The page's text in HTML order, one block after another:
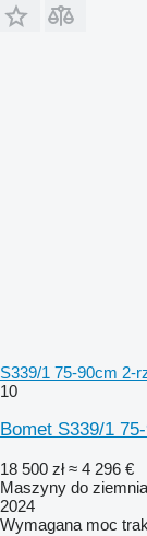
S339/1 75-90cm 2-
10
Bomet S339/1
18 500 zł ≈ 4 296 €
Maszyny do
2024
Wymagana moc